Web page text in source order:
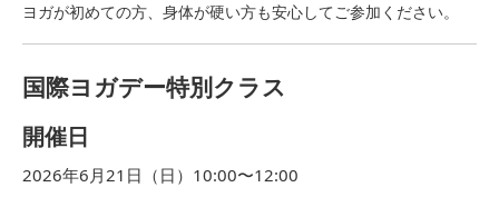
ヨガが初めての方、身体が硬い方も安心してご参加ください。
国際ヨガデー特別クラス
開催日
2026年6月21日（日）10:00〜12:00